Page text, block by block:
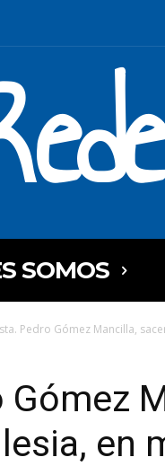
SOMOS
Pedro Gómez Mancilla,
en